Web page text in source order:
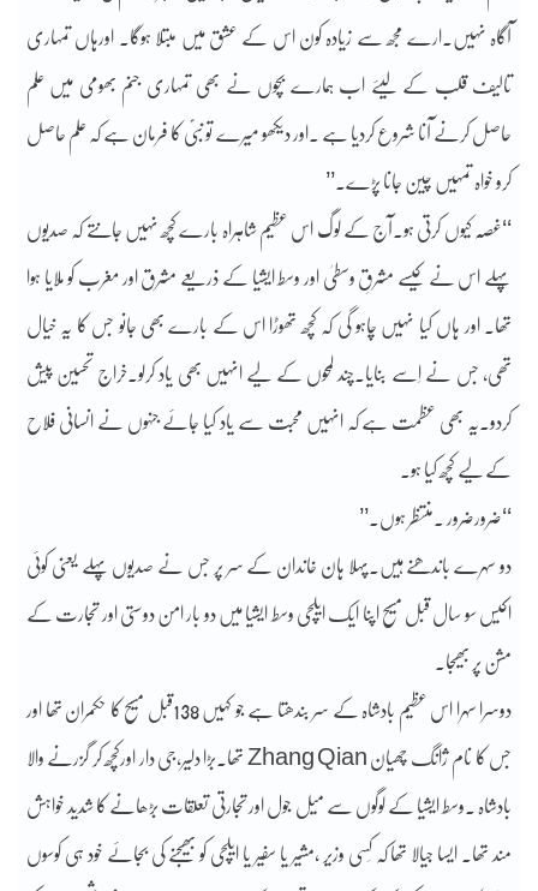
آگاہ نہیں۔ارے مجھ سے زیادہ کون اس کے عشق میں مبتلا ہوگا۔ اورہاں تمہاری
تالیف قلب کے لیئے اب ہمارے بچوں نے بھی تمہاری جنم بھومی میں علم
حاصل کرنے آنا شروع کردیا ہے ۔اور دیکھو میرے تو نبیؐ کا فرمان ہے کہ علم حاصل
کرو خواہ تمہیں چین جانا پڑے۔’’
‘‘غصّہ کیوں کرتی ہو۔آج کے لوگ اس عظیم شاہراہ بارے کچھ نہیں جانتے کہ صدیوں
پہلے اس نے کیسے مشرقِ وسطیٰ اور وسط ایشیا کے ذریعے مشرق اور مغرب کو ملایا ہوا
تھا۔ اور ہاں کیا نہیں چاہو گی کہ کچھ تھوڑا اس کے بارے بھی جانو جس کا یہ خیال
تھی، جس نے اِسے بنایا۔چند لمحوں کے لیے انہیں بھی یاد کرلو۔خراج تحسین پیش
کردو۔یہ بھی عظمت ہے کہ انہیں محبت سے یاد کیا جائے جنہوں نے انسانی فلاح
کے لیے کچھ کیا ہو۔
‘‘ضرورضرور ۔منتظر ہوں۔’’
دو سہرے باندھنے ہیں۔پہلا ہان خاندان کے سر پر جس نے صدیوں پہلے یعنی کوئی
اکیس سو سال قبل مسیح اپنا ایک ایلچی وسط ایشیا میں دو بار امن دوستی اور تجارت کے
مشن پر بھیجا۔
دوسرا سہرا اس عظیم بادشاہ کے سر بندھتا ہے جو کہیں 138قبل مسیح کا حکمران تھا اور
جس کا نام ژانگ چھیان Zhang Qian تھا۔بڑا دلیر،جی دار اورکچھ کر گزرنے والا
بادشاہ ۔وسط ایشیا کے لوگوں سے میل جول اور تجارتی تعلقات بڑھانے کا شدید خواہش
مند تھا۔ ایسا جیالا تھا کہ کِسی وزیر ،مشیر یا سفیر یا ایلچی کو بھیجنے کی بجائے خود ہی کوسوں